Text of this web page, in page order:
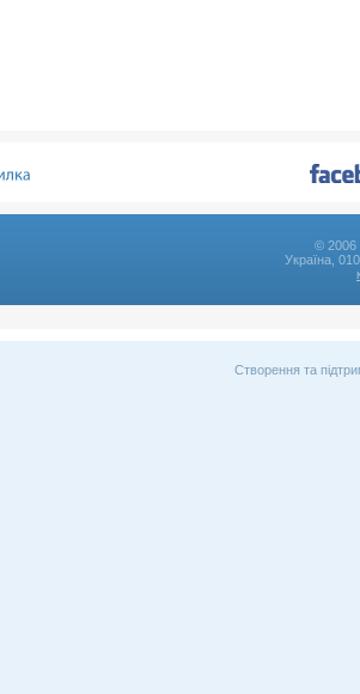
© 2006
Україна,
Створення та